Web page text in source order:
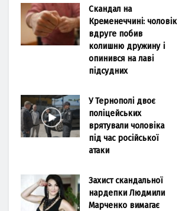
Скандал на
Кременеччині: чоловік
вдруге побив
колишню дружину і
опинився на лаві
підсудних
У Тернополі двоє
поліцейських
врятували чоловіка
під час російської
атаки
Захист скандальної
нардепки Людмили
Марченко вимагає